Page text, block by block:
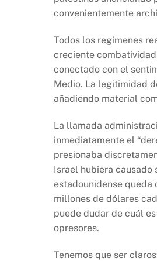
convenientemente
Todos los regímenes
creciente
conectado con el
Medio. La legitimidad
añadiendo material
La llamada
inmediatamente el
presionaba
Israel hubiera
estadounidense queda
millones de dólares
puede dudar de cuál
opresores.
Tenemos que ser